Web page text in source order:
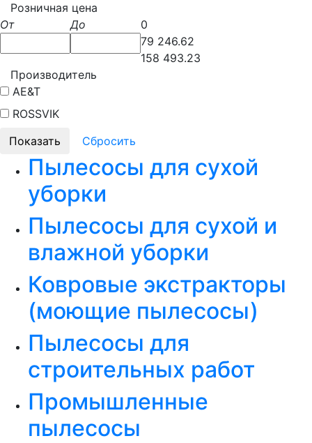
Розничная цена
От
До
0
79 246.62
158 493.23
Производитель
AE&T
ROSSVIK
Пылесосы для сухой
уборки
Пылесосы для сухой и
влажной уборки
Ковровые экстракторы
(моющие пылесосы)
Пылесосы для
строительных работ
Промышленные
пылесосы